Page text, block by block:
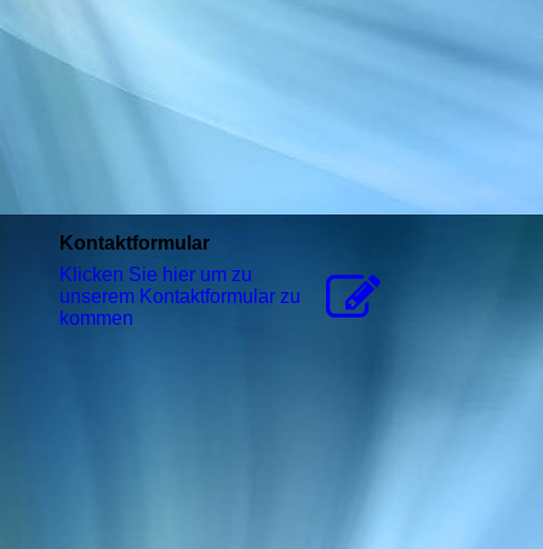
Kontaktformular
Klicken Sie hier um zu
unserem Kon­takt­for­mu­lar zu
kommen